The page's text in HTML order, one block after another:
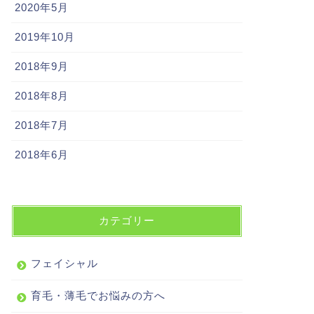
2020年5月
2019年10月
2018年9月
2018年8月
2018年7月
2018年6月
カテゴリー
フェイシャル
育毛・薄毛でお悩みの方へ